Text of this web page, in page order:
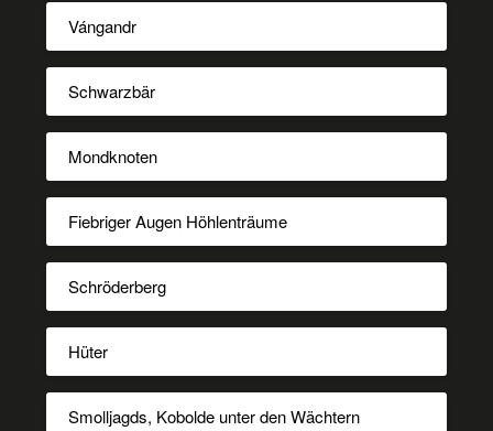
Vángandr
Schwarzbär
Mondknoten
Fiebriger Augen Höhlenträume
Schröderberg
Hüter
Smolljagds, Kobolde unter den Wächtern